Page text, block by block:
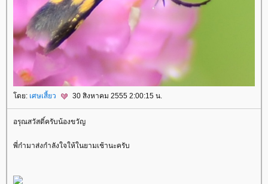
ดย: เศษเสี้ยว 30 สิงหาคม 2555 2:00:15 น.
อรุณสวัสดิ์ครับน้องขวัญ
พี่ก๋ามาส่งกำลังใจให้ในยามเช้านะครับ